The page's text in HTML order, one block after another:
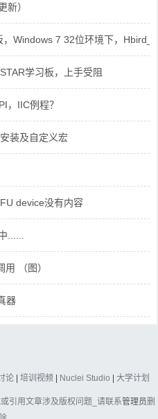
新）
，Windows 7 32位环境下，
学习板，上手受阻
，IIC例程？
装及自定义宏
device没有内容
......
（图）
器
论 | 培训视频 | Nuclei Studio | 大学计划
引用文章涉及版权问题_请联系管理员删